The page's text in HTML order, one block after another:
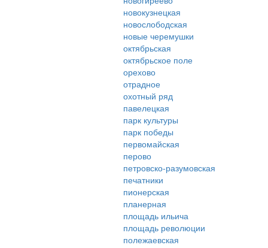
новокузнецкая
новослободская
новые черемушки
октябрьская
октябрьское поле
орехово
отрадное
охотный ряд
павелецкая
парк культуры
парк победы
первомайская
перово
петровско-разумовская
печатники
пионерская
планерная
площадь ильича
площадь революции
полежаевская